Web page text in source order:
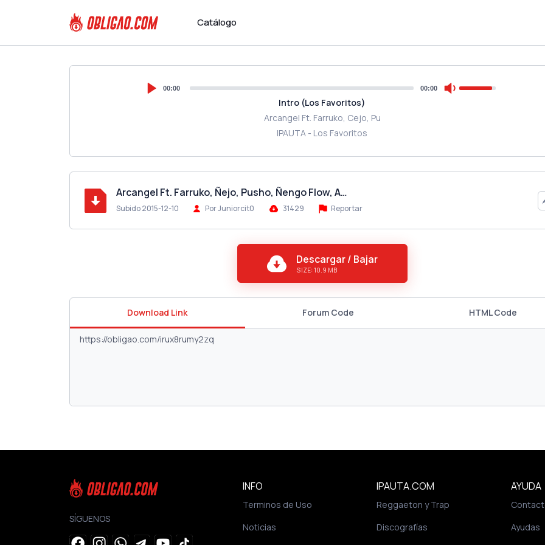
Catálogo
00:00 00:00
Intro (Los Favoritos)
Arcangel Ft. Farruko, Сejo, Pu
IPAUTA - Los Favoritos
Arcangel Ft. Farruko, Ñejo, Pusho, Ñengo Flow, A…
Subido 2015-12-10 Por Juniorcit0 31429 Reportar
Descargar / Bajar
SIZE: 10.9 MB
Download Link Forum Code HTML Code
SÍGUENOS
INFO
Terminos de Uso
Noticias
IPAUTA.COM
Reggaeton y Trap
Discografías
AYUDA
Ayudas